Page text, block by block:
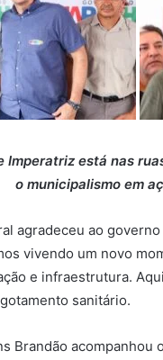
está nas
o municipalismo em
agradeceu ao
vivendo um novo
e infraestrutura.
sanitário.
Brandão